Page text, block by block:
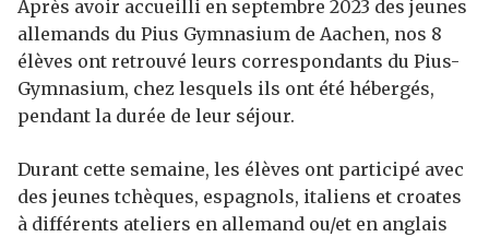
Après avoir accueilli en septembre 2023 des jeunes
allemands du Pius Gymnasium de Aachen, nos 8
élèves ont retrouvé leurs correspondants du Pius-
Gymnasium, chez lesquels ils ont été hébergés,
pendant la durée de leur séjour.
Durant cette semaine, les élèves ont participé avec
des jeunes tchèques, espagnols, italiens et croates
à différents ateliers en allemand ou/et en anglais